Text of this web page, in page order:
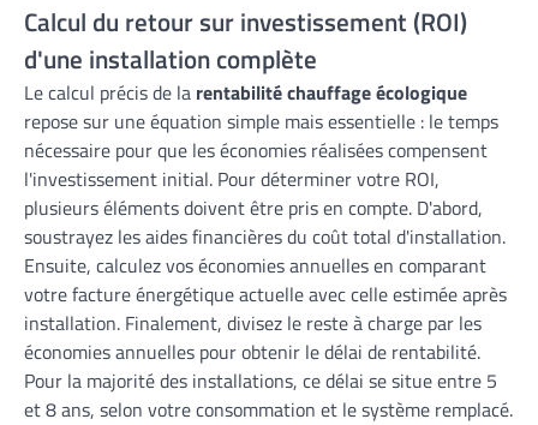
Calcul du retour sur investissement (ROI)
d'une installation complète
Le calcul précis de la rentabilité chauffage écologique
repose sur une équation simple mais essentielle : le temps
nécessaire pour que les économies réalisées compensent
l'investissement initial. Pour déterminer votre ROI,
plusieurs éléments doivent être pris en compte. D'abord,
soustrayez les aides financières du coût total d'installation.
Ensuite, calculez vos économies annuelles en comparant
votre facture énergétique actuelle avec celle estimée après
installation. Finalement, divisez le reste à charge par les
économies annuelles pour obtenir le délai de rentabilité.
Pour la majorité des installations, ce délai se situe entre 5
et 8 ans, selon votre consommation et le système remplacé.